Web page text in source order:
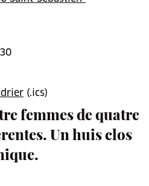
(.ics)
femmes de quatre
Un huis clos